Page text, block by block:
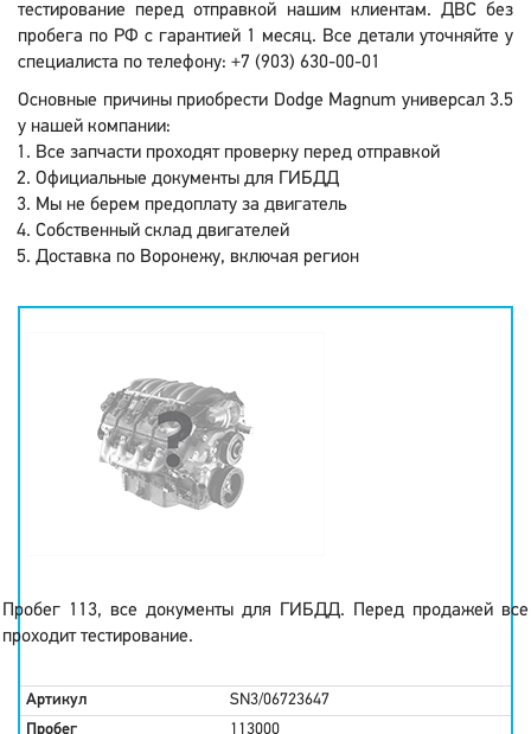
тестирование перед отправкой нашим клиентам. ДВС без
пробега по РФ с гарантией 1 месяц. Все детали уточняйте у
специалиста по телефону: +7 (903) 630-00-01
Основные причины приобрести Dodge Magnum универсал 3.5
у нашей компании:
Все запчасти проходят проверку перед отправкой
Официальные документы для ГИБДД
Мы не берем предоплату за двигатель
Собственный склад двигателей
Доставка по Воронежу, включая регион
Пробег 113, все документы для ГИБДД. Перед продажей все
проходит тестирование.
Артикул
SN3/06723647
Пробег
113000